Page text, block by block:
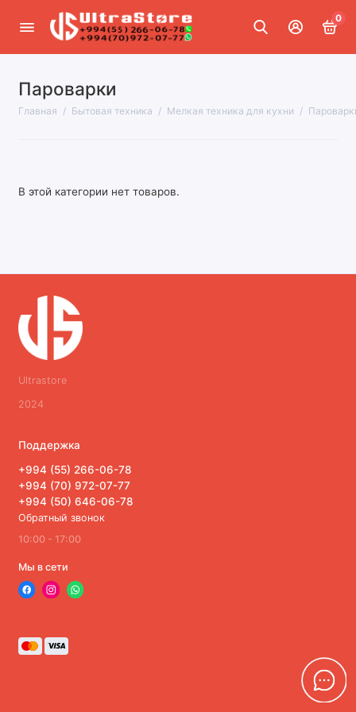
0
Пароварки
Главная Бытовая техника Мелкая техника для кухни
Крупная бытовая техника
Мелкая техника для кухни
Бытовая техника NINJA
Показать все
В этой категории нет товаров.
Ultrastore
2024
Поддержка
+994 (55) 266-06-78
+994 (70) 972-07-77
+994 (50) 646-06-78
Обратный звонок
10:00 - 17:00
Мы в сети